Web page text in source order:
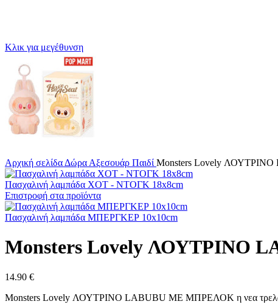
Κλικ για μεγέθυνση
Αρχική σελίδα Δώρα Αξεσουάρ Παιδί Monsters Lovely ΛΟΥΤΡΙΝΟ
Πασχαλινή λαμπάδα ΧΟΤ - ΝΤΟΓΚ 18x8cm
Επιστροφή στα προϊόντα
Πασχαλινή λαμπάδα ΜΠΕΡΓΚΕΡ 10x10cm
Monsters Lovely ΛΟΥΤΡΙΝΟ
14.90 €
Monsters Lovely ΛΟΥΤΡΙΝΟ LABUBU ΜΕ ΜΠΡΕΛΟΚ η νεα τρελα που